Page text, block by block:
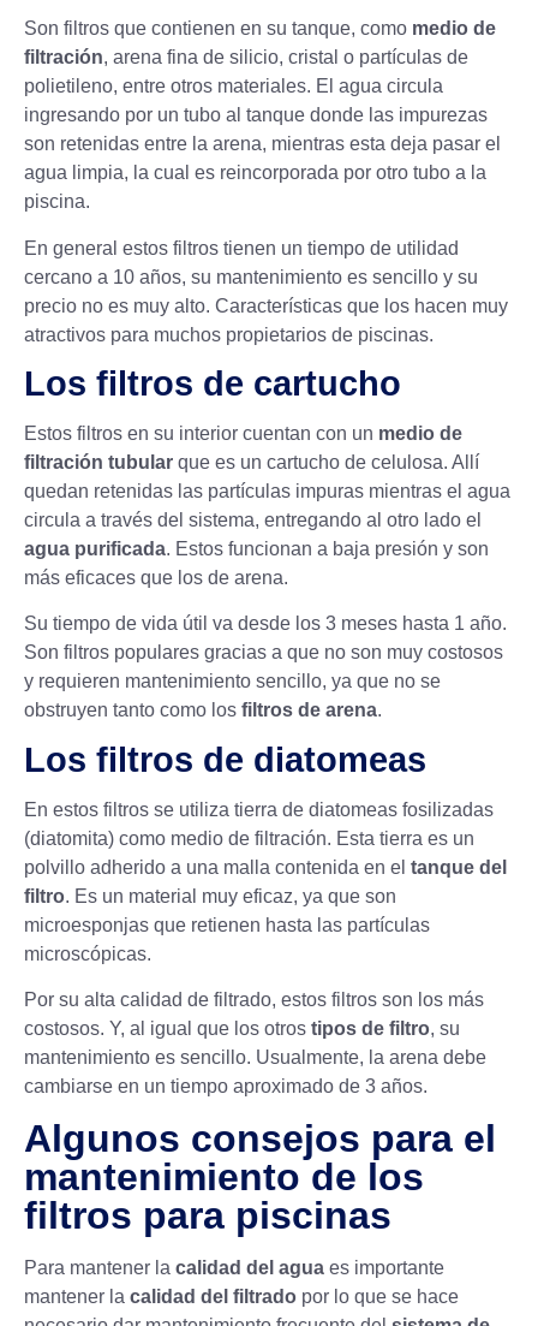
Son filtros que contienen en su tanque, como medio de
filtración, arena fina de silicio, cristal o partículas de
polietileno, entre otros materiales. El agua circula
ingresando por un tubo al tanque donde las impurezas
son retenidas entre la arena, mientras esta deja pasar el
agua limpia, la cual es reincorporada por otro tubo a la
piscina.
En general estos filtros tienen un tiempo de utilidad
cercano a 10 años, su mantenimiento es sencillo y su
precio no es muy alto. Características que los hacen muy
atractivos para muchos propietarios de piscinas.
Los filtros de cartucho
Estos filtros en su interior cuentan con un medio de
filtración tubular que es un cartucho de celulosa. Allí
quedan retenidas las partículas impuras mientras el agua
circula a través del sistema, entregando al otro lado el
agua purificada. Estos funcionan a baja presión y son
más eficaces que los de arena.
Su tiempo de vida útil va desde los 3 meses hasta 1 año.
Son filtros populares gracias a que no son muy costosos
y requieren mantenimiento sencillo, ya que no se
obstruyen tanto como los filtros de arena.
Los filtros de diatomeas
En estos filtros se utiliza tierra de diatomeas fosilizadas
(diatomita) como medio de filtración. Esta tierra es un
polvillo adherido a una malla contenida en el tanque del
filtro. Es un material muy eficaz, ya que son
microesponjas que retienen hasta las partículas
microscópicas.
Por su alta calidad de filtrado, estos filtros son los más
costosos. Y, al igual que los otros tipos de filtro, su
mantenimiento es sencillo. Usualmente, la arena debe
cambiarse en un tiempo aproximado de 3 años.
Algunos consejos para el
mantenimiento de los
filtros para piscinas
Para mantener la calidad del agua es importante
mantener la calidad del filtrado por lo que se hace